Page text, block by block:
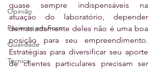
Opinião
Paciente em Foco
Qualidade
Técnica
quase sempre indispensáveis na
atuação do laboratório, depender
demasiadamente deles não é uma boa
posição para seu empreendimento.
Estratégias para diversificar seu aporte
de clientes particulares precisam ser